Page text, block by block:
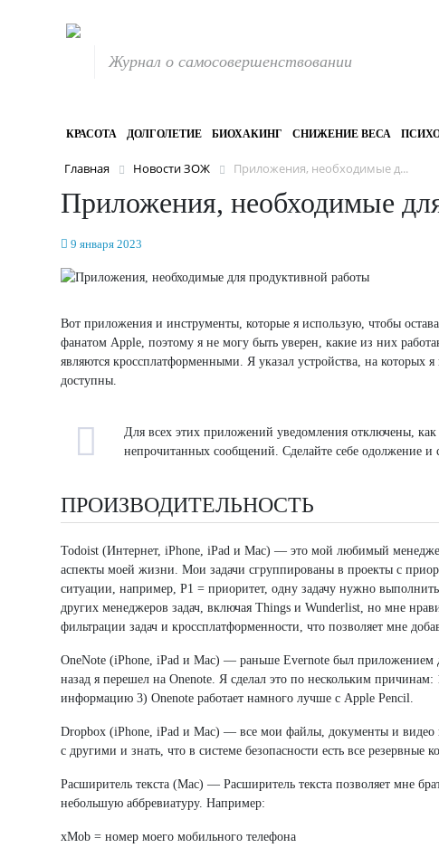
Журнал о самосовершенствовании
КРАСОТА ДОЛГОЛЕТИЕ БИОХАКИНГ СНИЖЕНИЕ ВЕСА
Главная Новости ЗОЖ Приложения, необходимые д...
Приложения, необходимые
9 января 2023
Вот приложения и инструменты, которые я использую, чтобы
фанатом Apple, поэтому я не могу быть уверен, какие из них
являются кроссплатформенными. Я указал устройства, на
доступны.
Для всех этих приложений уведомления отключены,
непрочитанных сообщений. Сделайте себе одолжение и
ПРОИЗВОДИТЕЛЬНОСТЬ
Todoist (Интернет, iPhone, iPad и Mac) — это мой любимый
аспекты моей жизни. Мои задачи сгруппированы в проекты с
ситуации, например, P1 = приоритет, одну задачу нужно
других менеджеров задач, включая Things и Wunderlist, но мне
фильтрации задач и кроссплатформенности, что позволяет мне
OneNote (iPhone, iPad и Mac) — раньше Evernote был приложением
назад я перешел на Onenote. Я сделал это по нескольким
информацию 3) Onenote работает намного лучше с Apple Pencil.
Dropbox (iPhone, iPad и Mac) — все мои файлы, документы и видео
с другими и знать, что в системе безопасности есть все резервные
Расширитель текста (Mac) — Расширитель текста позволяет мне
небольшую аббревиатуру. Например:
xMob = номер моего мобильного телефона